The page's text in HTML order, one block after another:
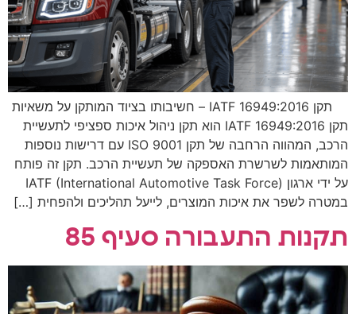
תקן IATF 16949:2016 – חשיבותו בציוד המותקן על משאיות
תקן IATF 16949:2016 הוא תקן ניהול איכות ספציפי לתעשיית
הרכב, המהווה הרחבה של תקן ISO 9001 עם דרישות נוספות
המותאמות לשרשרת האספקה של תעשיית הרכב. תקן זה פותח
על ידי ארגון IATF (International Automotive Task Force)
במטרה לשפר את איכות המוצרים, לייעל תהליכים ולהפחית […]
תקנות התעבורה סעיף 85